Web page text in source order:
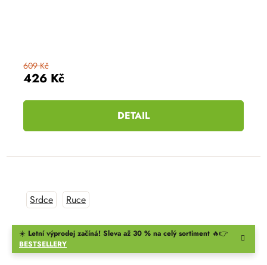
☀️ Letní výprodej začíná! Sleva až 30 % na celý sortiment 🔥👉
BESTSELLERY
426 Kč
609 Kč
DETAIL
Srdce Ruce